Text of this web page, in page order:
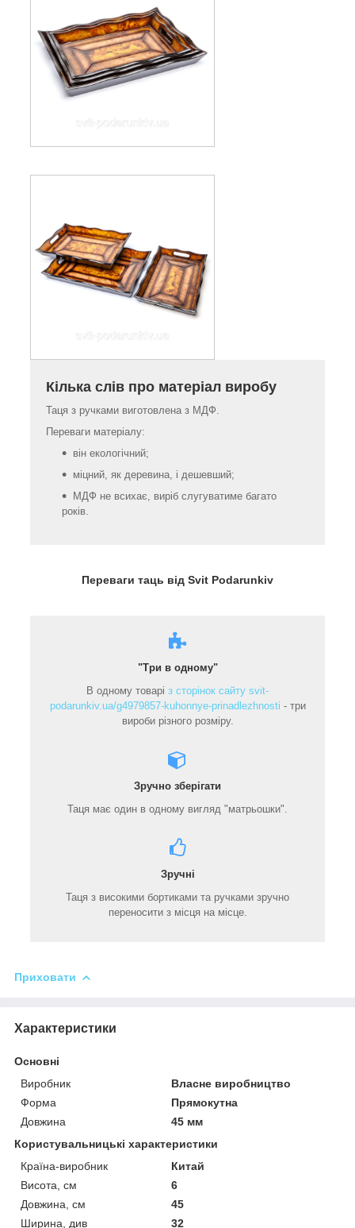
Кілька слів про матеріал виробу
Таця з ручками виготовлена з МДФ.
Переваги матеріалу:
він екологічний;
міцний, як деревина, і дешевший;
МДФ не всихає, виріб слугуватиме багато
років.
Переваги таць від Svit Podarunkiv
"Три в одному"
В одному товарі з сторінок сайту svit-
podarunkiv.ua/g4979857-kuhonnye-prinadlezhnosti - три
вироби різного розміру.
Зручно зберігати
Таця має один в одному вигляд "матрьошки".
Зручні
Таця з високими бортиками та ручками зручно
переносити з місця на місце.
Приховати
Характеристики
Основні
Виробник
Власне виробництво
Форма
Прямокутна
Довжина
45 мм
Користувальницькі характеристики
Країна-виробник
Китай
Висота, см
6
Довжина, см
45
Ширина, див
32